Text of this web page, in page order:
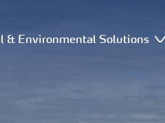
& Environmental Solutions